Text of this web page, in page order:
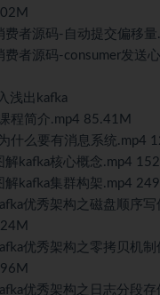
费者源码-自动提交偏移
者源码-consumer发送
浅出kafka
程简介.mp4 85.41M
什么要有消息系统.mp4
解kafka核心概念.mp4
解kafka集群构架.mp4
优秀架构之磁盘顺序写
优秀架构之零拷贝机制
优秀架构之日志分段